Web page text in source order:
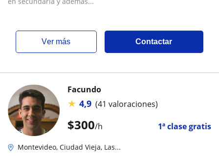
ver más Contactar
$300/h 1ª clase gratis
Facundo
★ 4,9 (41 valoraciones)
Montevideo, Ciudad Vieja, Las...